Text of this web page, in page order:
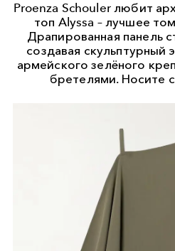
Proenza Schouler любит
топ Alyssa – лучшее
Драпированная панель
создавая скульптурный
армейского зелёного
бретелями. Носите